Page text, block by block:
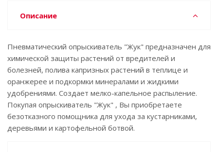
Описание
Пневматический опрыскиватель "Жук" предназначен для
химической защиты растений от вредителей и
болезней, полива капризных растений в теплице и
оранжерее и подкормки минералами и жидкими
удобрениями. Создает мелко-капельное распыление.
Покупая опрыскиватель "Жук" , Вы приобретаете
безотказного помощника для ухода за кустарниками,
деревьями и картофельной ботвой.